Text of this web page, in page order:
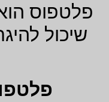
פלטפוס
שיכול